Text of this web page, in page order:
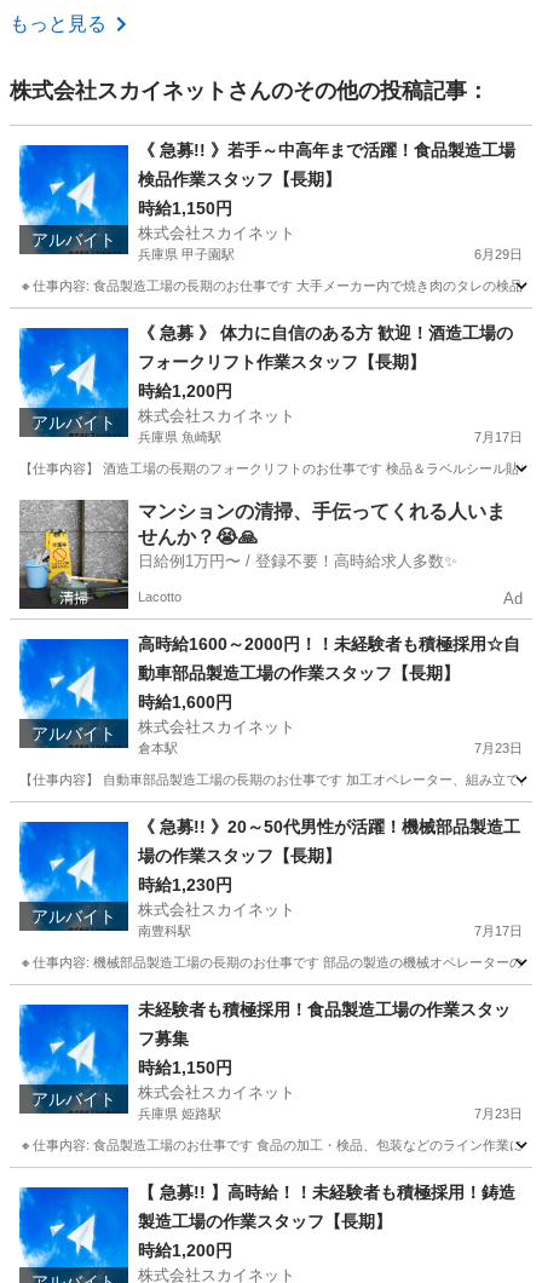
長野 松本市
もっと見る
株式会社スカイネット さんのその他の投稿記事：
アルバイト
《 急募!! 》若手～中高年まで活躍！食品製造工場
検品作業スタッフ【長期】
時給1,150円
株式会社スカイネット
兵庫県 甲子園駅 6月29日
🔸仕事内容: 食品製造工場の長期のお仕事です 大手メーカー内で焼き肉のタレの検品
甲子園駅 工場 製造工場
アルバイト
《 急募 》 体力に自信のある方 歓迎！酒造工場の
フォークリフト作業スタッフ【長期】
時給1,200円
株式会社スカイネット
兵庫県 魚崎駅 7月17日
【仕事内容】 酒造工場の長期のフォークリフトのお仕事です 検品＆ラベルシール貼
兵庫 神戸市 魚崎駅 工場 スタッフ
マンションの清掃、手伝ってくれる人いま
せんか？😭🙏
日給例1万円〜 / 登録不要！高時給求人多数✨
Lacotto Ad
アルバイト
高時給1600～2000円！！未経験者も積極採用☆自
動車部品製造工場の作業スタッフ【長期】
時給1,600円
株式会社スカイネット
倉本駅 7月23日
【仕事内容】 自動車部品製造工場の長期のお仕事です 加工オペレーター、組み立て
倉本駅 自動車部品
アルバイト
《 急募!! 》20～50代男性が活躍！機械部品製造工
場の作業スタッフ【長期】
時給1,230円
株式会社スカイネット
南豊科駅 7月17日
🔸仕事内容: 機械部品製造工場の長期のお仕事です 部品の製造の機械オペレーターの
南豊科駅 工場 製造工場
アルバイト
未経験者も積極採用！食品製造工場の作業スタッ
フ募集
時給1,150円
株式会社スカイネット
兵庫県 姫路駅 7月23日
🔸仕事内容: 食品製造工場のお仕事です 食品の加工・検品、包装などのライン作業に
姫路駅 工場 製造工場
【 急募!! 】高時給！！未経験者も積極採用！鋳造
製造工場の作業スタッフ【長期】
時給1,200円
株式会社スカイネット